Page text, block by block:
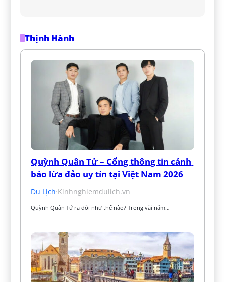
Thịnh Hành
Quỳnh Quân Tử – Cổng thông tin cảnh
báo lừa đảo uy tín tại Việt Nam 2026
Du Lịch·Kinhnghiemdulich.vn
Quỳnh Quân Tử ra đời như thế nào? Trong vài năm…